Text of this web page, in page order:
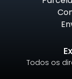
Todos os